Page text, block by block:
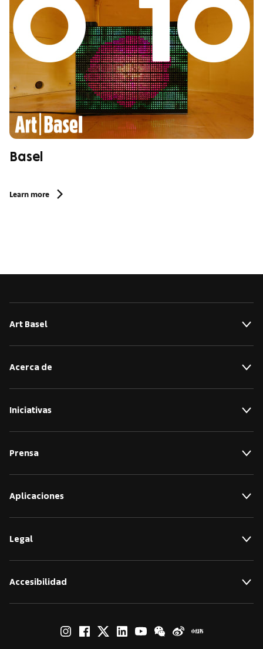
Basel
Learn more
Art Basel
Acerca de
Iniciativas
Prensa
Aplicaciones
Legal
Accesibilidad